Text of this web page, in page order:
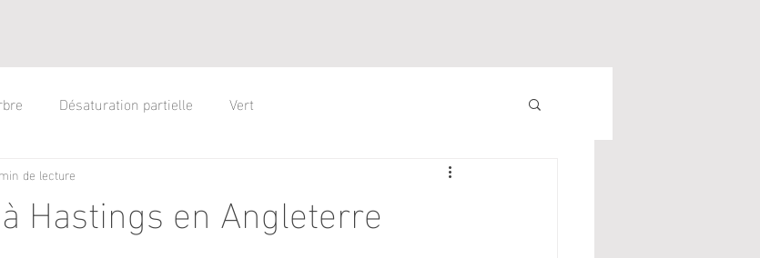
Désaturation partielle Vert
Hastings en Angleterre
de lecture